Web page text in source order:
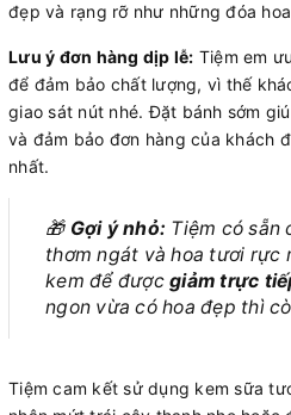
đẹp và rạng rỡ như những đóa
Lưu ý đơn hàng dịp lễ: Tiệm em
để đảm bảo chất lượng, vì thế
giao sát nút nhé. Đặt bánh sớm
và đảm bảo đơn hàng của khách
nhất.
🎁 Gợi ý nhỏ: Tiệm có sẵn
thơm ngát và hoa tươi rực
kem để được giảm trực
ngon vừa có hoa đẹp thì
Tiệm cam kết sử dụng kem sữa